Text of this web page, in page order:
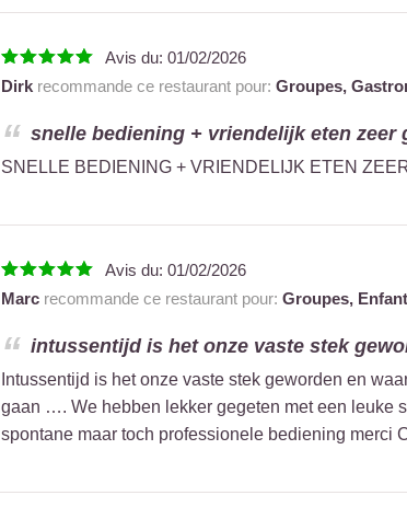
Avis du: 01/02/2026
Dirkrecommande ce restaurant pour: Groupes,
snelle bediening + vriendelijk eten zeer
SNELLE BEDIENING + VRIENDELIJK ETEN
Avis du: 01/02/2026
Marcrecommande ce restaurant pour: Groupes,
intussentijd is het onze vaste stek
Intussentijd is het onze vaste stek geworden en
gaan …. We hebben lekker gegeten met een leuke
spontane maar toch professionele bediening merci